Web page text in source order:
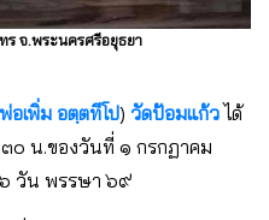
ร จ.พระนครศรีอยุธยา
อเพิ่ม อตฺตทีโป) วัดป้อมแก้วได้
๓๐ น.ของวันที่ ๑ กรกฏาคม
วัน พรรษา ๖๙